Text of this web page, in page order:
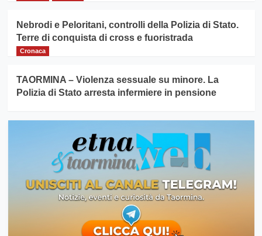
Nebrodi e Peloritani, controlli della Polizia di Stato.
Terre di conquista di cross e fuoristrada
Cronaca
TAORMINA – Violenza sessuale su minore. La
Polizia di Stato arresta infermiere in pensione